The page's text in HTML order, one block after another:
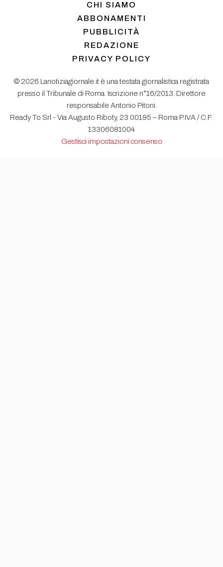
CHI SIAMO
ABBONAMENTI
PUBBLICITÀ
REDAZIONE
PRIVACY POLICY
© 2026 Lanotiziagiornale.it è una testata giornalistica registrata
presso il Tribunale di Roma. Iscrizione n°16/2013. Direttore
responsabile Antonio Pitoni.
Ready To Srl - Via Augusto Riboty, 23 00195 – Roma P.IVA / C.F.
13306081004
Gestisci impostazioni consenso